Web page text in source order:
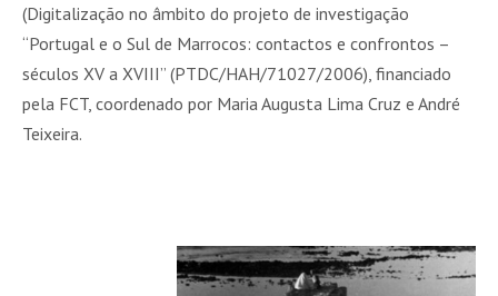
(Digitalização no âmbito do projeto de investigação
“Portugal e o Sul de Marrocos: contactos e confrontos –
séculos XV a XVIII” (PTDC/HAH/71027/2006), financiado
pela FCT, coordenado por Maria Augusta Lima Cruz e André
Teixeira.